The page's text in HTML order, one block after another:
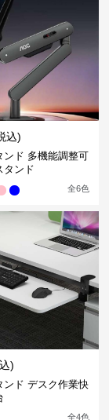
込)
ンド 多機能調整可
タンド
全6色
)
ンド デスク作業快
全4色